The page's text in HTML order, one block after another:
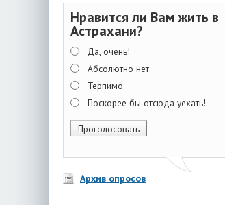
Нравится ли Вам жить в
Астрахани?
Да, очень!
Абсолютно нет
Терпимо
Поскорее бы отсюда уехать!
Архив опросов